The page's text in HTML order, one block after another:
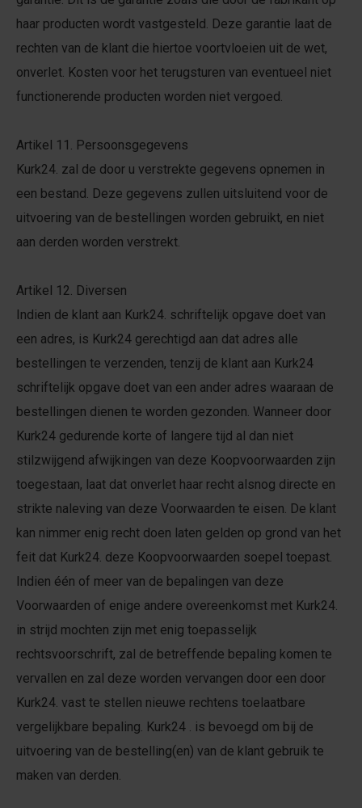
haar producten wordt vastgesteld. Deze garantie laat de
rechten van de klant die hiertoe voortvloeien uit de wet,
onverlet. Kosten voor het terugsturen van eventueel niet
functionerende producten worden niet vergoed.
Artikel 11. Persoonsgegevens
Kurk24. zal de door u verstrekte gegevens opnemen in
een bestand. Deze gegevens zullen uitsluitend voor de
uitvoering van de bestellingen worden gebruikt, en niet
aan derden worden verstrekt.
Artikel 12. Diversen
Indien de klant aan Kurk24. schriftelijk opgave doet van
een adres, is Kurk24 gerechtigd aan dat adres alle
bestellingen te verzenden, tenzij de klant aan Kurk24
schriftelijk opgave doet van een ander adres waaraan de
bestellingen dienen te worden gezonden. Wanneer door
Kurk24 gedurende korte of langere tijd al dan niet
stilzwijgend afwijkingen van deze Koopvoorwaarden zijn
toegestaan, laat dat onverlet haar recht alsnog directe en
strikte naleving van deze Voorwaarden te eisen. De klant
kan nimmer enig recht doen laten gelden op grond van het
feit dat Kurk24. deze Koopvoorwaarden soepel toepast.
Indien één of meer van de bepalingen van deze
Voorwaarden of enige andere overeenkomst met Kurk24.
in strijd mochten zijn met enig toepasselijk
rechtsvoorschrift, zal de betreffende bepaling komen te
vervallen en zal deze worden vervangen door een door
Kurk24. vast te stellen nieuwe rechtens toelaatbare
vergelijkbare bepaling. Kurk24 . is bevoegd om bij de
uitvoering van de bestelling(en) van de klant gebruik te
maken van derden.